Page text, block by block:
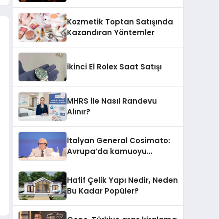
Kozmetik Toptan Satışında
Kazandıran Yöntemler
İkinci El Rolex Saat Satışı
MHRS ile Nasıl Randevu
Alınır?
İtalyan General Cosimato:
Avrupa’da kamuoyu
Hafif Çelik Yapı Nedir, Neden
Bu Kadar Popüler?